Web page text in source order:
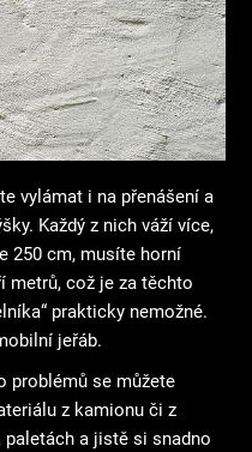
vylámat i na přenášení a
Každý z nich váží více,
250 cm, musíte horní
metrů, což je za těchto
prakticky nemožné.
jeřáb.
problémů se můžete
z kamionu či z
paletách a jistě si snadno